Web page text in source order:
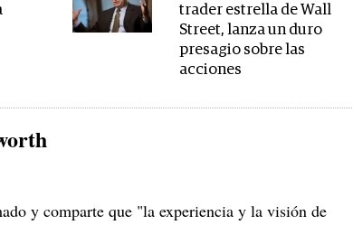
trader estrella de Wall
Street, lanza un duro
presagio sobre las
acciones
y comparte que "la experiencia y la visión de